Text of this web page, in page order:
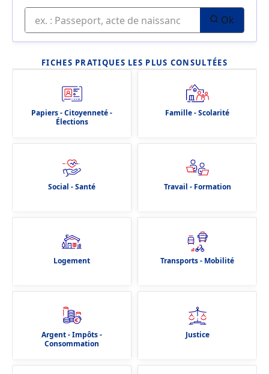
Ok
FICHES PRATIQUES LES PLUS CONSULTÉES
Papiers - Citoyenneté -
Élections
Famille - Scolarité
Social - Santé Travail - Formation
Logement Transports - Mobilité
Argent - Impôts -
Consommation
Justice